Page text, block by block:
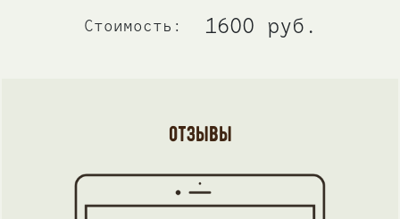
ну очень похожи не семейную
профиля и отправляйте малышей в
Стоимость: 1600 руб.
отзывы